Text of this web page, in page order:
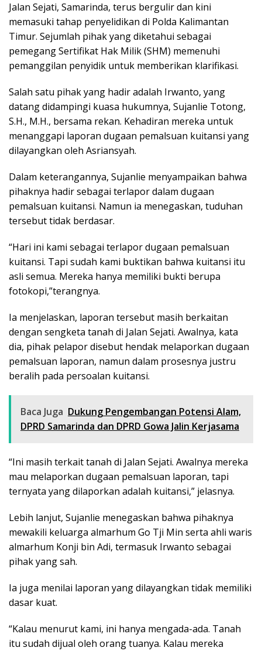
Jalan Sejati, Samarinda, terus bergulir dan kini
memasuki tahap penyelidikan di Polda Kalimantan
Timur. Sejumlah pihak yang diketahui sebagai
pemegang Sertifikat Hak Milik (SHM) memenuhi
pemanggilan penyidik untuk memberikan klarifikasi.
Salah satu pihak yang hadir adalah Irwanto, yang
datang didampingi kuasa hukumnya, Sujanlie Totong,
S.H., M.H., bersama rekan. Kehadiran mereka untuk
menanggapi laporan dugaan pemalsuan kuitansi yang
dilayangkan oleh Asriansyah.
Dalam keterangannya, Sujanlie menyampaikan bahwa
pihaknya hadir sebagai terlapor dalam dugaan
pemalsuan kuitansi. Namun ia menegaskan, tuduhan
tersebut tidak berdasar.
“Hari ini kami sebagai terlapor dugaan pemalsuan
kuitansi. Tapi sudah kami buktikan bahwa kuitansi itu
asli semua. Mereka hanya memiliki bukti berupa
fotokopi,”terangnya.
Ia menjelaskan, laporan tersebut masih berkaitan
dengan sengketa tanah di Jalan Sejati. Awalnya, kata
dia, pihak pelapor disebut hendak melaporkan dugaan
pemalsuan laporan, namun dalam prosesnya justru
beralih pada persoalan kuitansi.
Baca Juga Dukung Pengembangan Potensi Alam,
DPRD Samarinda dan DPRD Gowa Jalin Kerjasama
“Ini masih terkait tanah di Jalan Sejati. Awalnya mereka
mau melaporkan dugaan pemalsuan laporan, tapi
ternyata yang dilaporkan adalah kuitansi,” jelasnya.
Lebih lanjut, Sujanlie menegaskan bahwa pihaknya
mewakili keluarga almarhum Go Tji Min serta ahli waris
almarhum Konji bin Adi, termasuk Irwanto sebagai
pihak yang sah.
Ia juga menilai laporan yang dilayangkan tidak memiliki
dasar kuat.
“Kalau menurut kami, ini hanya mengada-ada. Tanah
itu sudah dijual oleh orang tuanya. Kalau mereka